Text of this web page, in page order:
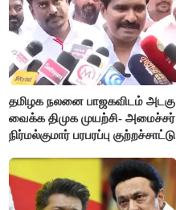
தமிழக நலனை பாஜகவிடம் அடகு
வைக்க திமுக முயற்சி- அமைச்சர்
நிர்மல்குமார் பரபரப்பு குற்றச்சாட்டு